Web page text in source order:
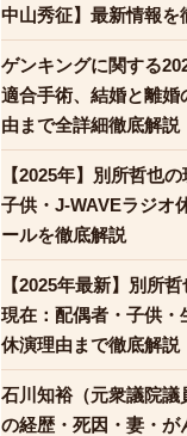
中山秀征】最新情報を
ゲンキングに関する
適合手術、結婚と離婚
由まで全詳細徹底解説
【2025年】別所哲也
子供・J-WAVEラジオ
ールを徹底解説
【2025年最新】別所
現在：配偶者・子供・
休演理由まで徹底解説
石川知裕（元衆議院議
の経歴・死因・妻・が